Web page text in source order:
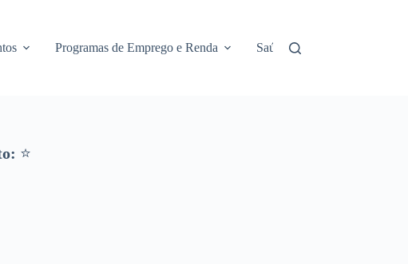
Programas de Emprego e Renda Saúde e Assistência
⭐